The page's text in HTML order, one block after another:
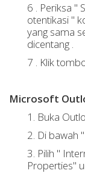
6 . Periksa "
otentikasi "
yang sama
dicentang .
7 . Klik
Microsoft
1. Buka
2. Di bawah
3. Pilih "
Properties"